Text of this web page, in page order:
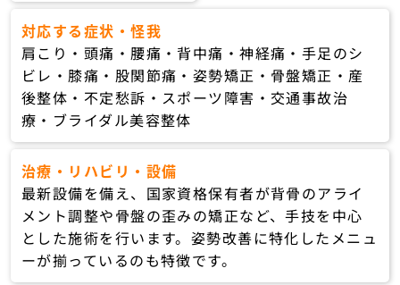
治療・リハビリ・設備
最新設備を備え、国家資格保有者が背骨のアライ
メント調整や骨盤の歪みの矯正など、手技を中心
とした施術を行います。姿勢改善に特化したメニュ
ーが揃っているのも特徴です。
対応する症状・怪我
肩こり・頭痛・腰痛・背中痛・神経痛・手足のシ
ビレ・膝痛・股関節痛・姿勢矯正・骨盤矯正・産
後整体・不定愁訴・スポーツ障害・交通事故治
療・ブライダル美容整体